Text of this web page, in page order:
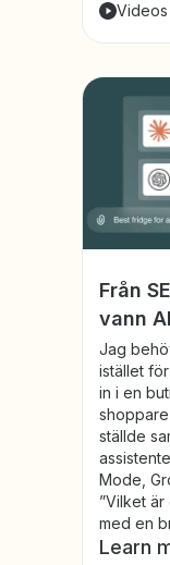
Videos
Från
vann
Jag
istället
in i en
ställde
Mode,
”Vilket
med en
Learn